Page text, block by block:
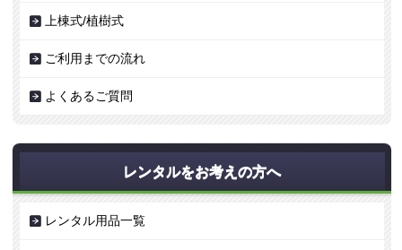
上棟式/植樹式
ご利用までの流れ
よくあるご質問
レンタルをお考えの方へ
レンタル用品一覧